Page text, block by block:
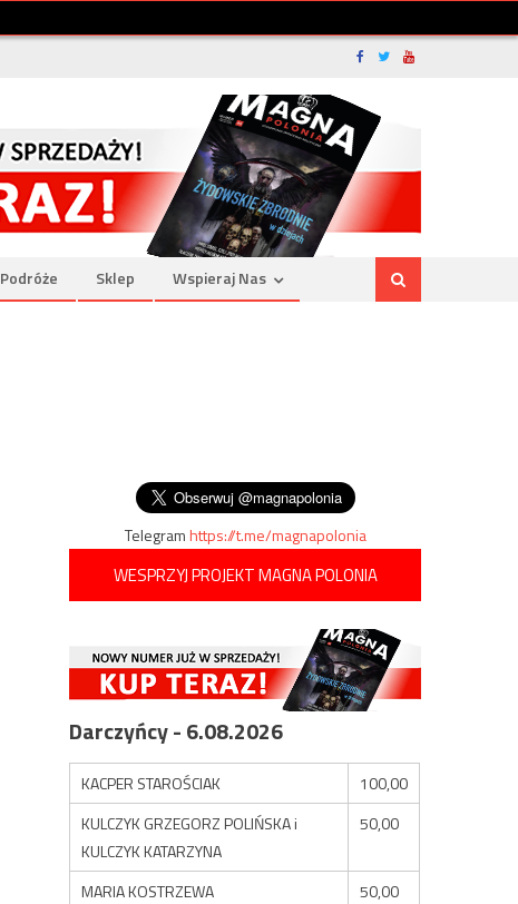
Podróże Sklep Wspieraj Nas
Telegramhttps://t.me/magnapolonia
WESPRZYJ PROJEKT MAGNA POLONIA
Darczyńcy - 6.08.2026
KACPER STAROŚCIAK
100,00
KULCZYK GRZEGORZ POLIŃSKA i
KULCZYK KATARZYNA
50,00
MARIA KOSTRZEWA
50,00